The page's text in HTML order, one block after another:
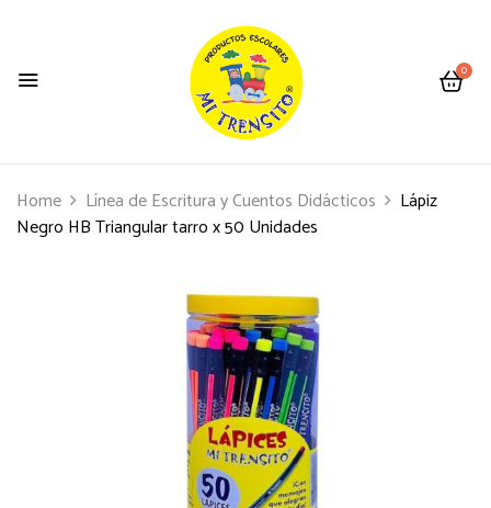
0
Home Línea de Escritura y Cuentos Didácticos
Lápiz
Negro HB Triangular tarro x 50 Unidades